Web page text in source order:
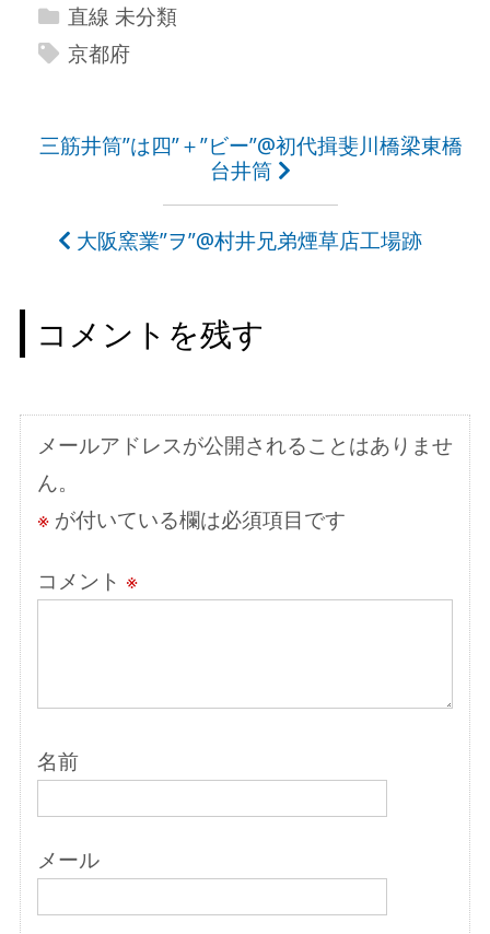
直線 未分類
京都府
投
ゲ
ー
ョ
ン
三筋井筒”は四”＋”ビー”@初代揖斐川橋梁東橋
台井筒
大阪窯業”ヲ”@村井兄弟煙草店工場跡
コメントを残す
メールアドレスが公開されることはありませ
ん。
※が付いている欄は必須項目です
コメント ※
名前
メール